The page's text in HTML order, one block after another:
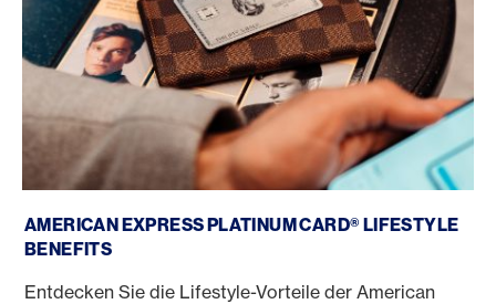
AMERICAN EXPRESS PLATINUM CARD® LIFESTYLE
BENEFITS
Entdecken Sie die Lifestyle-Vorteile der American